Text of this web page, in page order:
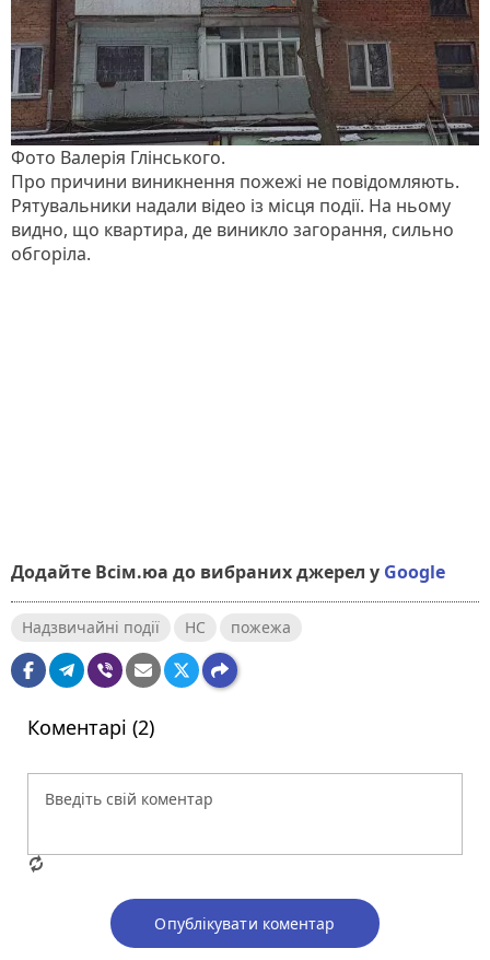
Фото Валерія Глінського.
Про причини виникнення пожежі не повідомляють.
Рятувальники надали відео із місця події. На ньому
видно, що квартира, де виникло загорання, сильно
обгоріла.
Додайте Всім.юа до вибраних джерел у Google
Надзвичайні події НС пожежа
Коментарі (2)
Опублікувати коментар